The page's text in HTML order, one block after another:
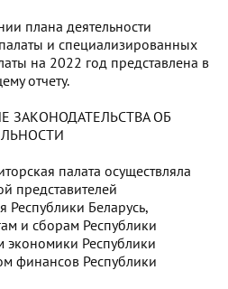
плана деятельности
и специализированных
на 2022 год представлена в
отчету.
ЗАКОНОДАТЕЛЬСТВА ОБ
палата осуществляла
представителей
Республики Беларусь,
и сборам Республики
экономики Республики
финансов Республики